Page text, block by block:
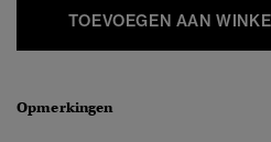
TOEVOEGEN AAN
Opmerkingen